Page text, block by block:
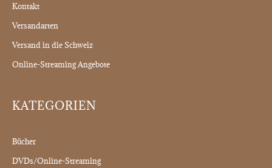
Kontakt
Versandarten
Versand in die Schweiz
Online-Streaming Angebote
KATEGORIEN
Bücher
DVDs/Online-Streaming